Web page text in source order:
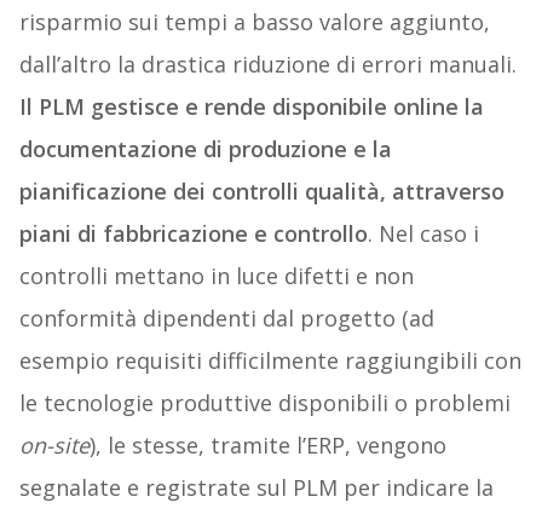
risparmio sui tempi a basso valore aggiunto,
dall’altro la drastica riduzione di errori manuali.
Il PLM gestisce e rende disponibile online la
documentazione di produzione e la
pianificazione dei controlli qualità, attraverso
piani di fabbricazione e controllo. Nel caso i
controlli mettano in luce difetti e non
conformità dipendenti dal progetto (ad
esempio requisiti difficilmente raggiungibili con
le tecnologie produttive disponibili o problemi
on-site), le stesse, tramite l’ERP, vengono
segnalate e registrate sul PLM per indicare la